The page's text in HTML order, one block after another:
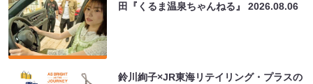
田『くるま温泉ちゃんねる』2026.08.06
鈴川絢子×JR東海リテイリング・プラスの